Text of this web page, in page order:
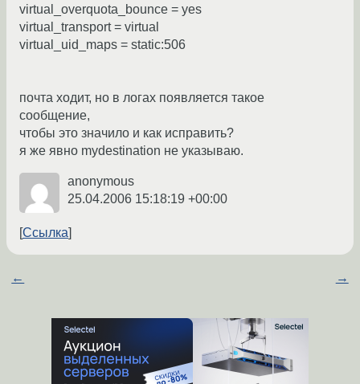
virtual_overquota_bounce = yes
virtual_transport = virtual
virtual_uid_maps = static:506
почта ходит, но в логах появляется такое
сообщение,
чтобы это значило и как исправить?
я же явно mydestination не указываю.
anonymous
25.04.2006 15:18:19 +00:00
Ссылка
← →